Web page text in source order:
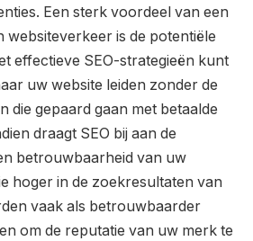
Een sterk voordeel van een
is de potentiële
effectieve SEO-strategieën kunt
uw website leiden zonder de
die gepaard gaan met betaalde
draagt SEO bij aan de
betrouwbaarheid van uw
hoger in de zoekresultaten van
vaak als betrouwbaarder
om de reputatie van uw merk te